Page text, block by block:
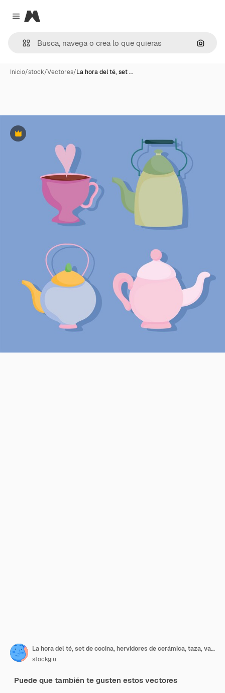
Close menu
Magnific
Inicio/stock/Vectores/La hora del té, set …
Premium
La hora del té, set de cocina, hervidores de cerámica, taza, vasos, diseño de dibujos animados
stockgiu
Puede que también te gusten estos vectores